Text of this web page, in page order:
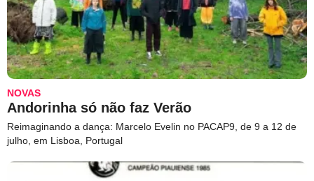
NOVAS
Andorinha só não faz Verão
Reimaginando a dança: Marcelo Evelin no PACAP9, de 9 a 12 de
julho, em Lisboa, Portugal